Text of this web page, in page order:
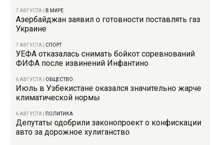
7 АВГУСТА В МИРЕ
Азербайджан заявил о готовности поставлять газ
Украине
7 АВГУСТА СПОРТ
УЕФА отказалась снимать бойкот соревнований
ФИФА после извинений Инфантино
6 АВГУСТА ОБЩЕСТВО
Июль в Узбекистане оказался значительно жарче
климатической нормы
6 АВГУСТА ПОЛИТИКА
Депутаты одобрили законопроект о конфискации
авто за дорожное хулиганство